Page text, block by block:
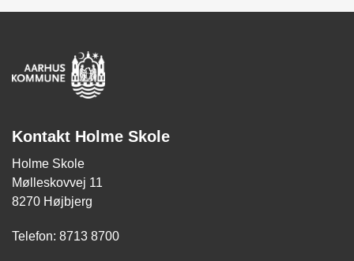
Kontakt Holme Skole
Holme Skole
Mølleskovvej 11
8270 Højbjerg
Telefon: 8713 8700